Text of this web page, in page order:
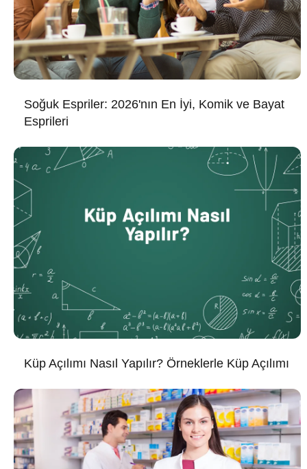
Soğuk Espriler: 2026'nın En İyi, Komik ve Bayat
Esprileri
Küp Açılımı Nasıl Yapılır? Örneklerle Küp Açılımı